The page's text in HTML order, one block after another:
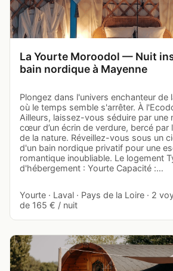
La Yourte Moroodol — Nuit
bain nordique à Mayenne
Plongez dans l'univers enchanteur de
où le temps semble s'arrêter. À
Ailleurs, laissez-vous séduire par une
cœur d’un écrin de verdure, bercé par
de la nature. Réveillez-vous sous un
d'un bain nordique privatif pour une
romantique inoubliable. Le logement
d'hébergement : Yourte Capacité :…
Yourte · Laval · Pays de la Loire · 2
de 165 € / nuit